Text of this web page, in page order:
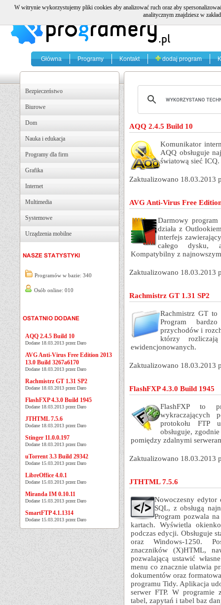
Główna Programy Kontakt dodaj program
Bezpieczeństwo
Biurowe
Dom
Nauka i edukacja
Programy dla firm
Grafika
Internet
Multimedia
Systemowe
Urządzenia mobilne
Programów w bazie: 340
Osób online: 010
AQQ 2.4.5 Build 10
Dodane 18.03.2013 przez Daro
AVG Anti-Virus Free Edition 2013
13.0 Build 3267a6170
Dodane 18.03.2013 przez Daro
Rachmistrz GT 1.31 SP2
Dodane 18.03.2013 przez Daro
FlashFXP 4.3.0 Build 1945
Dodane 18.03.2013 przez Daro
JTHTML 7.5.6
Dodane 18.03.2013 przez Daro
Stinger 11.0.0.197
Dodane 18.03.2013 przez Daro
uTorrent 3.3 Build 29342
Dodane 15.03.2013 przez Daro
LibreOffice 4.0.1
Dodane 15.03.2013 przez Daro
Miranda IM 0.10.11
Dodane 15.03.2013 przez Daro
SmartFTP 4.1.1314
Dodane 15.03.2013 przez Daro
AQQ 2.4.5 Build 10
Komunikator
AQQ obsługuje
światową sieć ICQ.
Zaktualizowano 18.03.2013
AVG Anti-Virus Free
Darmowy
działa z
interfejs
całego dysku,
Kompatybilny z
Zaktualizowano 18.03.2013
Rachmistrz GT 1.31 SP2
Rachmistrz GT to
Program
przychodów i
którzy
ewidencjonowanych.
Zaktualizowano 18.03.2013
FlashFXP 4.3.0 Build 1945
FlashFXP to
wykraczających
protokołu FTP
obsługuje,
pomiędzy zdalnymi
Zaktualizowano 18.03.2013
JTHTML 7.5.6
Nowoczesny edytor
SQL, z obsługą
Program pozwala
kartach. Wyświetla
podczas edycji. Obsługuje
oraz Windows-1250.
znaczników (X)HTML,
pozwalającą ustawić
menu co znacznie ulatwia
dokumentów oraz
programu Tidy. Aplikacja
serwer FTP. W programie
tabel, zapytań i tabel baz
W witrynie wykorzystujemy pliki cookies aby analizować ruch oraz aby
analitycznym znajdziesz w